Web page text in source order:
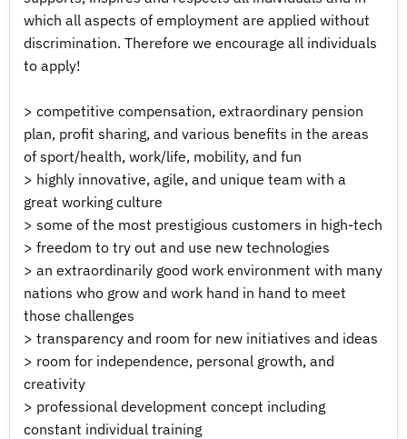
which all aspects of employment are applied without
discrimination. Therefore we encourage all individuals
to apply!
> competitive compensation, extraordinary pension
plan, profit sharing, and various benefits in the areas
of sport/health, work/life, mobility, and fun
> highly innovative, agile, and unique team with a
great working culture
> some of the most prestigious customers in high-tech
> freedom to try out and use new technologies
> an extraordinarily good work environment with many
nations who grow and work hand in hand to meet
those challenges
> transparency and room for new initiatives and ideas
> room for independence, personal growth, and
creativity
> professional development concept including
constant individual training